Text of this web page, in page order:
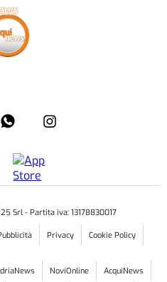
Srl - Partita iva: 13178830017
Privacy Cookie Policy
NoviOnline
AcquiNews